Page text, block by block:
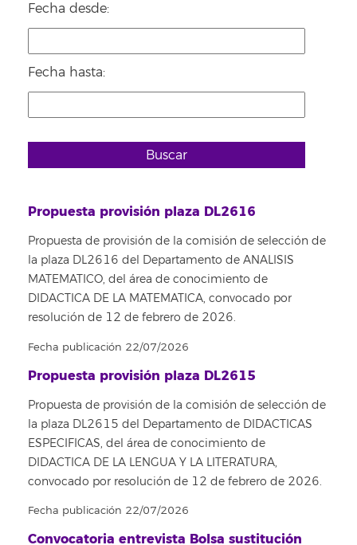
Fecha desde:
Fecha hasta:
Buscar
Propuesta provisión plaza DL2616
Propuesta de provisión de la comisión de selección de
la plaza DL2616 del Departamento de ANALISIS
MATEMATICO, del área de conocimiento de
DIDACTICA DE LA MATEMATICA, convocado por
resolución de 12 de febrero de 2026.
Fecha publicación 22/07/2026
Propuesta provisión plaza DL2615
Propuesta de provisión de la comisión de selección de
la plaza DL2615 del Departamento de DIDACTICAS
ESPECIFICAS, del área de conocimiento de
DIDACTICA DE LA LENGUA Y LA LITERATURA,
convocado por resolución de 12 de febrero de 2026.
Fecha publicación 22/07/2026
Convocatoria entrevista Bolsa sustitución